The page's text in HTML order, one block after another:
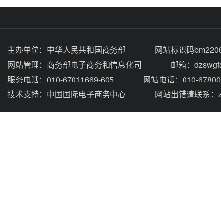
主办单位： 中华人民共和国商务部
网站标识码
网站管理： 商务部电子商务和信息化司
邮箱：
服务电话：010-67011669-605
网站电话：010-
技术支持： 中国国际电子商务中心 网站出错请联系